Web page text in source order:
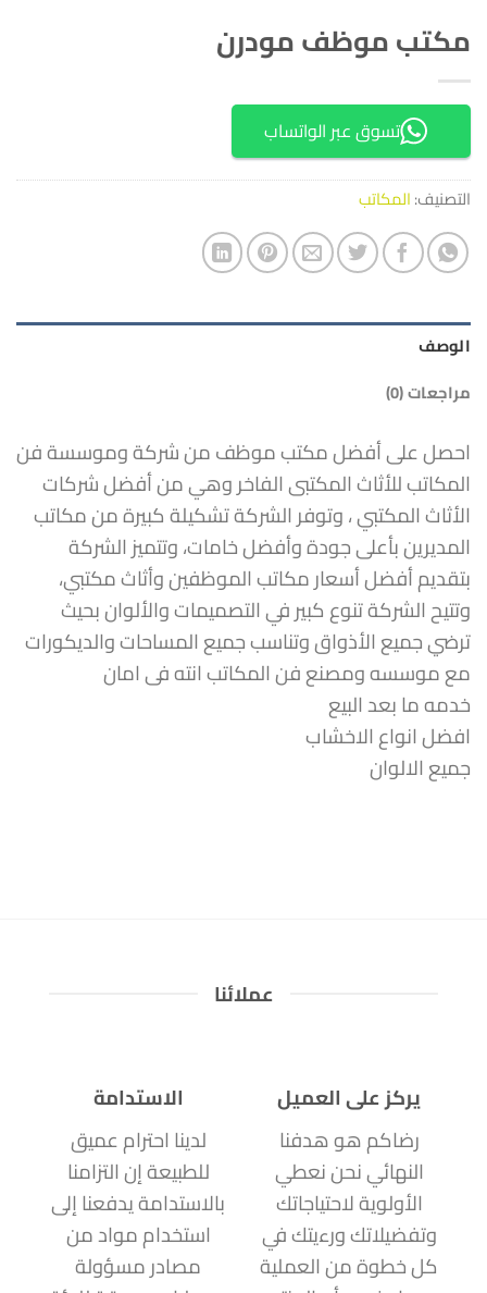
مكتب موظف مودرن
تسوق عبر الواتساب
التصنيف:المكاتب
الوصف
مراجعات (0)
احصل على أفضل مكتب موظف من شركة وموسسة فن
المكاتب للأثاث المكتبى الفاخر وهي من أفضل شركات
الأثاث المكتبي ، وتوفر الشركة تشكيلة كبيرة من مكاتب
المديرين بأعلى جودة وأفضل خامات، وتتميز الشركة
بتقديم أفضل أسعار مكاتب الموظفين وأثاث مكتبي،
وتتيح الشركة تنوع كبير في التصميمات والألوان بحيث
ترضي جميع الأذواق وتناسب جميع المساحات والديكورات
مع موسسه ومصنع فن المكاتب انته فى امان
خدمه ما بعد البيع
افضل انواع الاخشاب
جميع الالوان
عملائنا
يركز على العميل
رضاكم هو هدفنا
النهائي نحن نعطي
الأولوية لاحتياجاتك
وتفضيلاتك ورءيتك في
كل خطوة من العملية
الاستدامة
لدينا احترام عميق
للطبيعة إن التزامنا
بالاستدامة يدفعنا إلى
استخدام مواد من
مصادر مسؤولة